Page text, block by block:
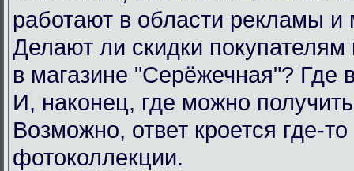
работают в области рекламы и
Делают ли скидки
в магазине "Серёжечная"? Где
И, наконец, где можно
Возможно, ответ кроется где-то
фотоколлекции.